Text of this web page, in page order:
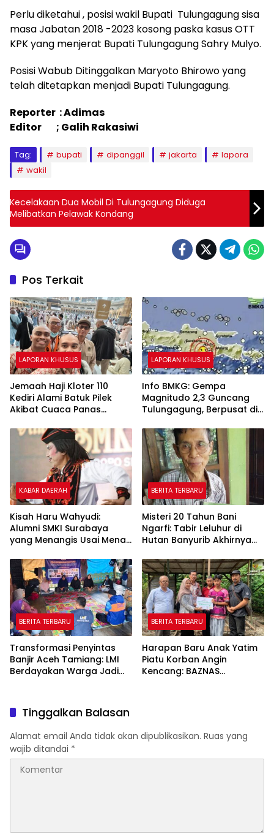
Perlu diketahui , posisi wakil Bupati Tulungagung sisa
masa Jabatan 2018 -2023 kosong paska kasus OTT
KPK yang menjerat Bupati Tulungagung Sahry Mulyo.
Posisi Wabub Ditinggalkan Maryoto Bhirowo yang
telah ditetapkan menjadi Bupati Tulungagung.
Reporter : Adimas
Editor ; Galih Rakasiwi
Tag: bupati dipanggil jakarta
lapora
wakil
Kecelakaan Dua Mobil Di Tulungagung Diduga
Melibatkan Pelawak Kondang
Pos Terkait
LAPORAN KHUSUS
Jemaah Haji Kloter 110
Kediri Alami Batuk Pilek
Akibat Cuaca Panas
LAPORAN KHUSUS
Info BMKG: Gempa
Magnitudo 2,3 Guncang
Tulungagung, Berpusat di
KABAR DAERAH
Kisah Haru Wahyudi:
Alumni SMKI Surabaya
yang Menangis Usai Menari
BERITA TERBARU
Misteri 20 Tahun Bani
Ngarfi: Tabir Leluhur di
Hutan Banyurib Akhirnya
BERITA TERBARU
Transformasi Penyintas
Banjir Aceh Tamiang: LMI
Berdayakan Warga Jadi
BERITA TERBARU
Harapan Baru Anak Yatim
Piatu Korban Angin
Kencang: BAZNAS
Tinggalkan Balasan
Alamat email Anda tidak akan dipublikasikan. Ruas yang
wajib ditandai *